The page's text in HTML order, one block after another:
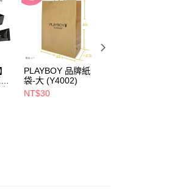
公司帳單繳交帳款。
關係目的，商店將以您的個人
哥大進項蒐集、處理及利
之確認、核對及更正。
oppay.tw/userRule
PLAYBOY 品牌紙
袋-大 (Y4002)
NT$30